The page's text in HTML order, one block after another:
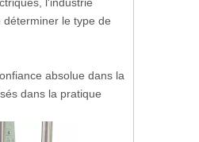
le type de
absolue dans la
dans la pratique